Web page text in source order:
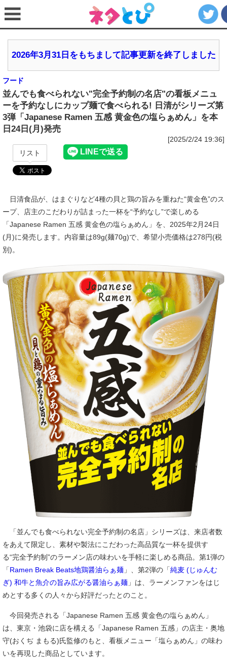
2026年3月31日をもちまして記事更新を終了しました
フード
並んでも食べられない"完全予約制の名店"の看板メニュ
ーを予約なしにカップ麺で食べられる! 日清がシリーズ第
3弾「Japanese Ramen 五感 黄金色の塩らぁめん」を本
日24日(月)発売
[2025/2/24 19:36]
リスト
日清食品が、はまぐりなど4種の貝と鶏の旨みを重ねた“黄金色”のス
ープ、店主のこだわりが詰まった一杯を“予約なし”で楽しめる
「Japanese Ramen 五感 黄金色の塩らぁめん」を、2025年2月24日
(月)に発売します。内容量は89g(麺70g)で、希望小売価格は278円(税
別)。
「並んでも食べられない完全予約制の名店」シリーズは、来店者数
をあえて限定し、素材や製法にこだわった高品質な一杯を提供す
る“完全予約制”のラーメン店の味わいを手軽に楽しめる商品。第1弾の
「Ramen Break Beats地鶏醤油らぁ麺 」、第2弾の「純麦 (じゅんむ
ぎ) 和牛と魚介の旨み広がる醤油らぁ麺 」は、ラーメンファンをはじ
めとする多くの人々から好評だったとのこと。
今回発売される「Japanese Ramen 五感 黄金色の塩らぁめん」
は、東京・池袋に店を構える「Japanese Ramen 五感」の店主・奥地
守(おくぢ まもる)氏監修のもと、看板メニュー「塩らぁめん」の味わ
いを再現した商品としています。